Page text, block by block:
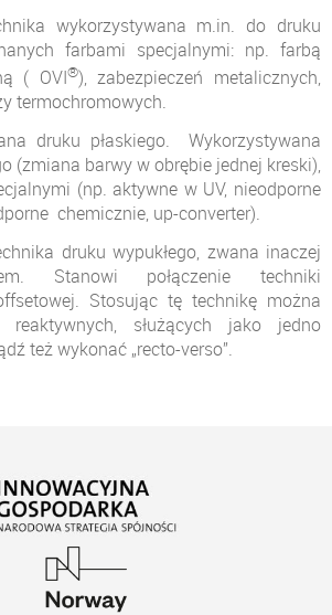
wykorzystywana m.in. do druku
farbami specjalnymi: np. farbą
( OVI®), zabezpieczeń metalicznych,
termochromowych.
druku płaskiego. Wykorzystywana
(zmiana barwy w obrębie jednej kreski),
(np. aktywne w UV, nieodporne
chemicznie, up-converter).
druku wypukłego, zwana inaczej
Stanowi połączenie techniki
Stosując tę technikę można
służących jako jedno
też wykonać „recto-verso”.